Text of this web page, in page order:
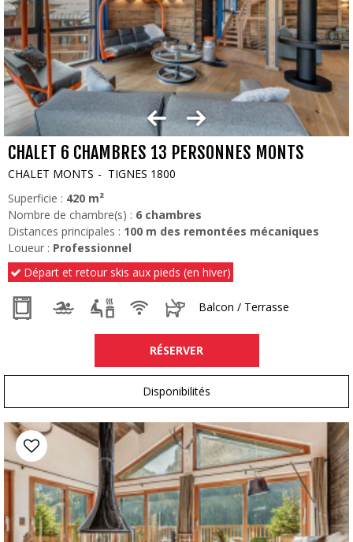
CHALET 6 CHAMBRES 13 PERSONNES MONTS
CHALET MONTS
TIGNES 1800
Superficie : 420 m²
Nombre de chambre(s) : 6 chambres
Distances principales : 100 m des remontées mécaniques
Loueur : Professionnel
Départ et retour skis aux pieds (en hiver)
Balcon / Terrasse
RÉSERVER
Disponibilités